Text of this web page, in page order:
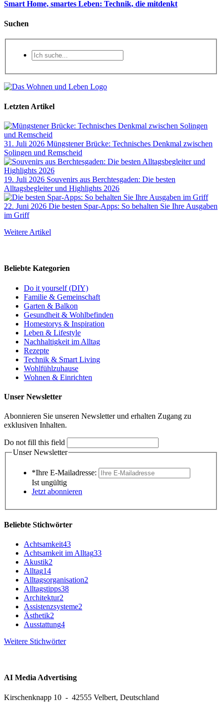
Smart Home, smartes Leben: Technik, die mitdenkt
Suchen
Letzten Artikel
31. Juli 2026 Müngstener Brücke: Technisches Denkmal zwischen
Solingen und Remscheid
19. Juli 2026 Souvenirs aus Berchtesgaden: Die besten
Alltagsbegleiter und Highlights 2026
22. Juni 2026 Die besten Spar-Apps: So behalten Sie Ihre Ausgaben
im Griff
Weitere Artikel
Beliebte Kategorien
Do it yourself (DIY)
Familie & Gemeinschaft
Garten & Balkon
Gesundheit & Wohlbefinden
Homestorys & Inspiration
Leben & Lifestyle
Nachhaltigkeit im Alltag
Rezepte
Technik & Smart Living
Wohlfühlzuhause
Wohnen & Einrichten
Unser Newsletter
Abonnieren Sie unseren Newsletter und erhalten Zugang zu
exklusiven Inhalten.
Do not fill this field
Unser Newsletter
*Ihre E-Mailadresse:
Ist ungültig
Jetzt abonnieren
Beliebte Stichwörter
Achtsamkeit43
Achtsamkeit im Alltag33
Akustik2
Alltag14
Alltagsorganisation2
Alltagstipps38
Architektur2
Assistenzsysteme2
Ästhetik2
Ausstattung4
Weitere Stichwörter
AI Media Advertising
Kirschenknapp 10 - 42555 Velbert, Deutschland